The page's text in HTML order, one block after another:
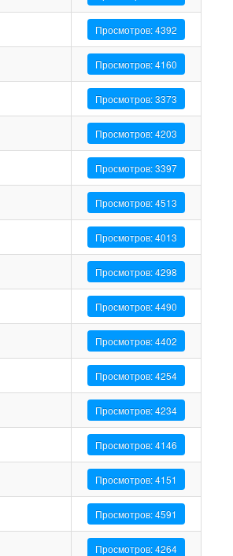
Просмотров: 4392
Просмотров: 4160
Просмотров: 3373
Просмотров: 4203
Просмотров: 3397
Просмотров: 4513
Просмотров: 4013
Просмотров: 4298
Просмотров: 4490
Просмотров: 4402
Просмотров: 4254
Просмотров: 4234
Просмотров: 4146
Просмотров: 4151
Просмотров: 4591
Просмотров: 4264